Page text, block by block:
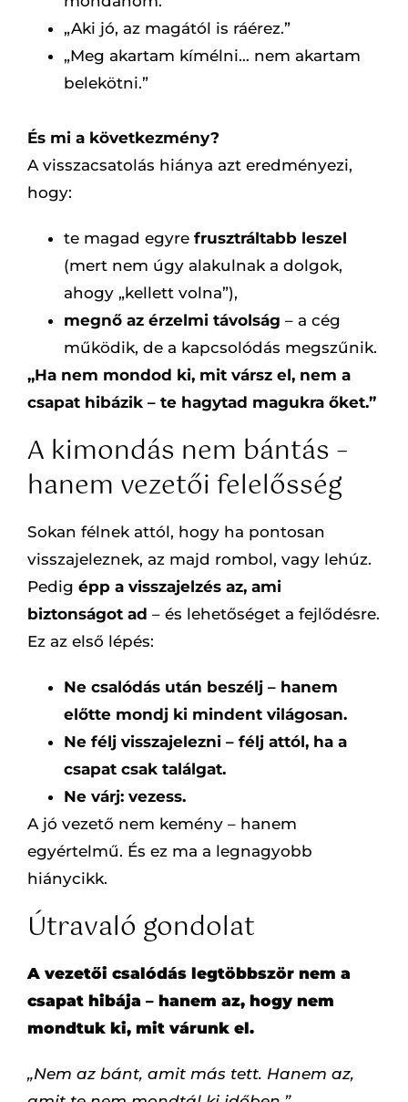
„Aki jó, az magától is ráérez.”
„Meg akartam kímélni… nem akartam
belekötni.”
És mi a következmény?
A visszacsatolás hiánya azt eredményezi,
hogy:
te magad egyre frusztráltabb leszel
(mert nem úgy alakulnak a dolgok,
ahogy „kellett volna”),
megnő az érzelmi távolság – a cég
működik, de a kapcsolódás megszűnik.
„Ha nem mondod ki, mit vársz el, nem a
csapat hibázik – te hagytad magukra őket.”
A kimondás nem bántás –
hanem vezetői felelősség
Sokan félnek attól, hogy ha pontosan
visszajeleznek, az majd rombol, vagy lehúz.
Pedig épp a visszajelzés az, ami
biztonságot ad – és lehetőséget a fejlődésre.
Ez az első lépés:
Ne csalódás után beszélj – hanem
előtte mondj ki mindent világosan.
Ne félj visszajelezni – félj attól, ha a
csapat csak találgat.
Ne várj: vezess.
A jó vezető nem kemény – hanem
egyértelmű. És ez ma a legnagyobb
hiánycikk.
Útravaló gondolat
A vezetői csalódás legtöbbször nem a
csapat hibája – hanem az, hogy nem
mondtuk ki, mit várunk el.
„Nem az bánt, amit más tett. Hanem az,